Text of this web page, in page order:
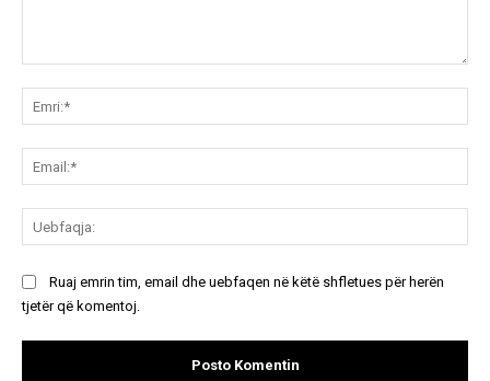
Ruaj emrin tim, email dhe uebfaqen në këtë shfletues për herën
tjetër që komentoj.